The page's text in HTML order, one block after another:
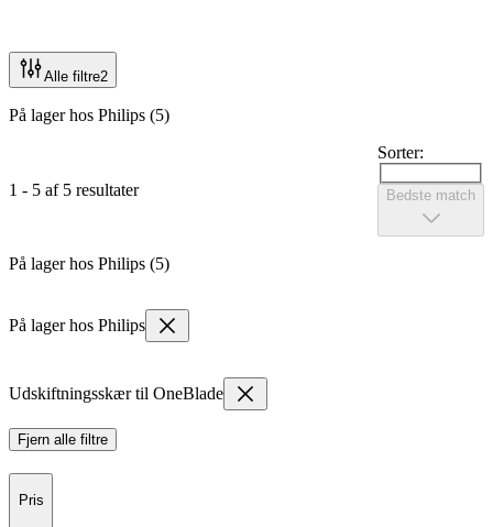
Alle filtre2
På lager hos Philips (5)
1 - 5 af 5 resultater
Sorter:
Bedste match
På lager hos Philips (5)
På lager hos Philips
Udskiftningsskær til OneBlade
Fjern alle filtre
Pris